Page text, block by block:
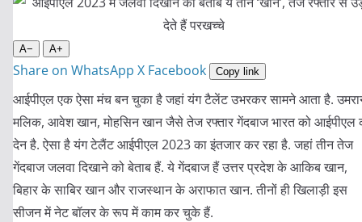
A− A+
Share on WhatsApp X Facebook Copy link
आईपीएल एक ऐसा मंच बन चुका है जहां यंग टैलेंट उभरकर सामने आता है.
मलिक, आवेश खान, मोहसिन खान जैसे तेज रफ्तार गेंदबाज भारत को आईपीएल
देन है. ऐसा है यंग टेलैंट आईपीएल 2023 का इंतजार कर रहा है. जहां तीन तेज
गेंदबाज जलवा दिखाने को बेताब हैं. ये गेंदबाज हैं उत्तर प्रदेश के आकिब खान,
बिहार के साबिर खान और राजस्थान के अराफात खान. तीनों ही खिलाड़ी इस
सीजन में नेट बॉलर के रूप में काम कर चुके हैं.